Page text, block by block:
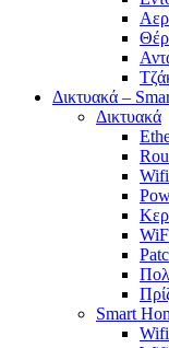
Δικτυακά –
Δικτυακά
Wifi
Smart